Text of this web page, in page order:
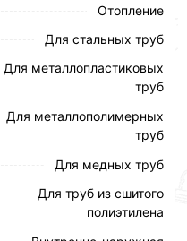
кликните
на сайте.
Кран шаровой с
Отопление
Для стальных труб
Для металлопластиковых
труб
Для металлополимерных
труб
Для медных труб
Для труб из сшитого
полиэтилена